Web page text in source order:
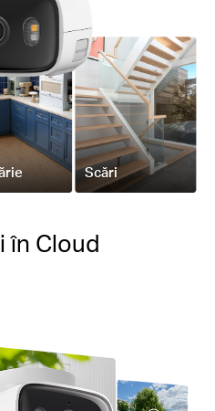
Scări
în Cloud